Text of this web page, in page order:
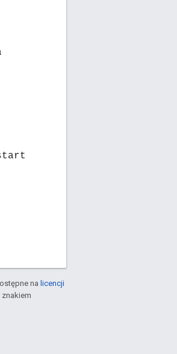
na licencji
znakiem